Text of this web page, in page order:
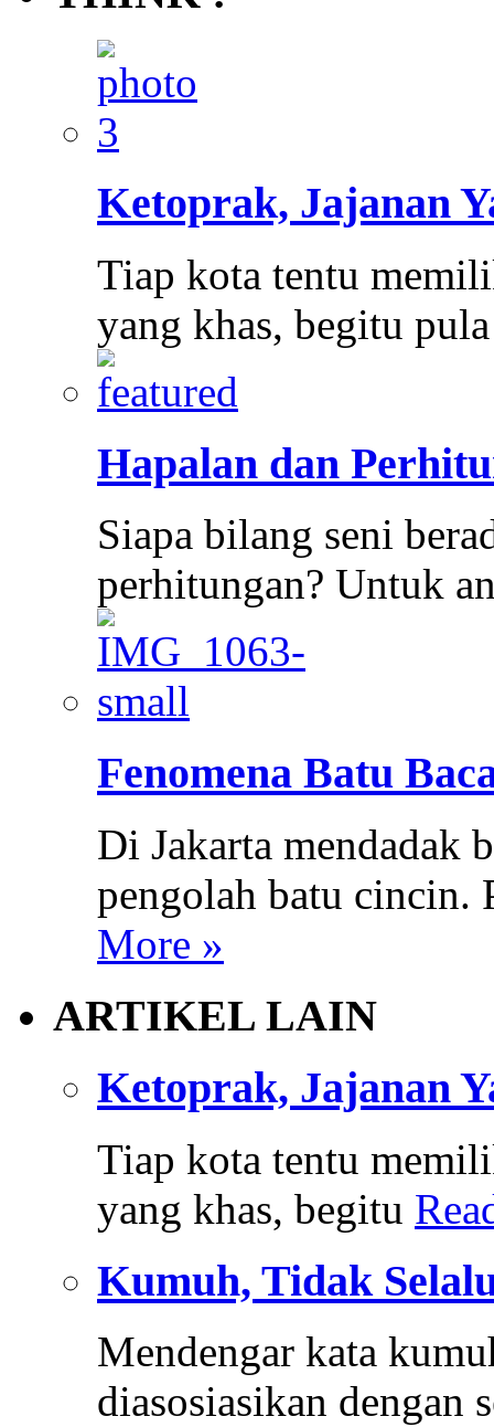
Ketoprak, Jajanan
Tiap kota tentu
yang khas, begitu
Hapalan dan
Siapa bilang seni
perhitungan? Untuk
Fenomena Batu
Di Jakarta mendadak
pengolah batu cincin.
More »
ARTIKEL LAIN
Ketoprak, Jajanan
Tiap kota tentu
yang khas, begitu
Kumuh, Tidak
Mendengar kata
diasosiasikan dengan